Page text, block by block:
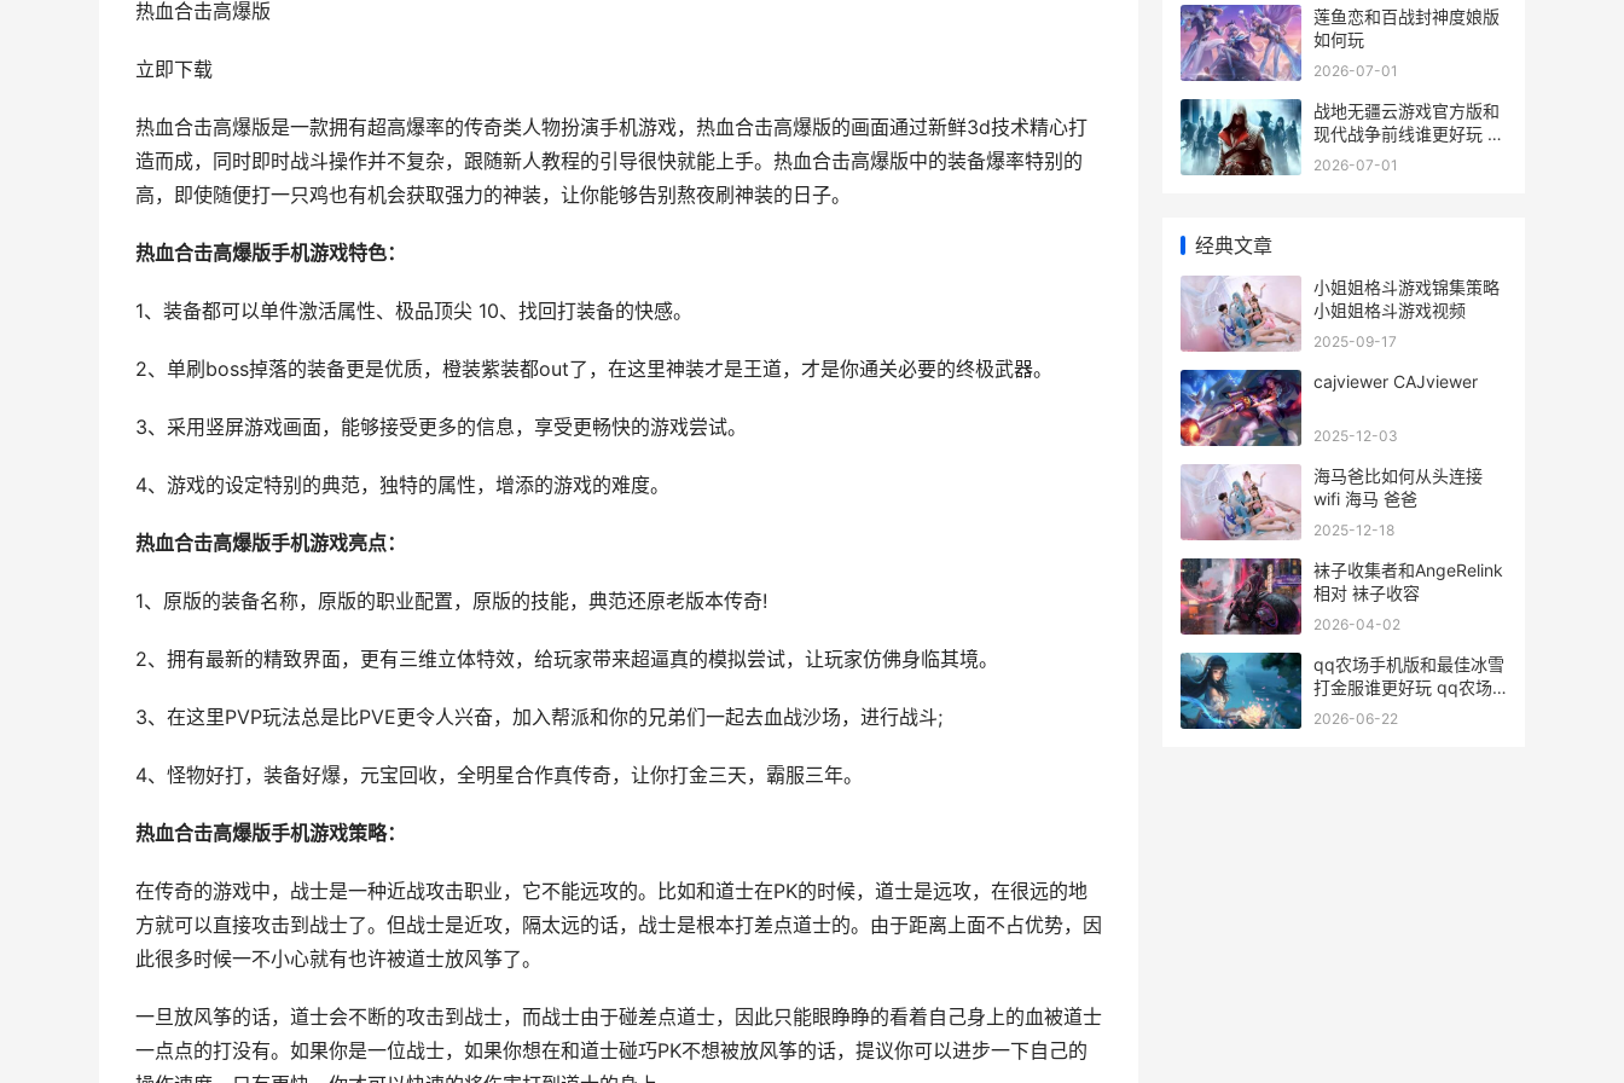
热血合击高爆版
立即下载
热血合击高爆版是一款拥有超高爆率的传奇类人物扮演手机游戏，热血合击高爆版的画面通过新鲜3d技术精心打
造而成，同时即时战斗操作并不复杂，跟随新人教程的引导很快就能上手。热血合击高爆版中的装备爆率特别的
高，即使随便打一只鸡也有机会获取强力的神装，让你能够告别熬夜刷神装的日子。
热血合击高爆版手机游戏特色：
1、装备都可以单件激活属性、极品顶尖 10、找回打装备的快感。
2、单刷boss掉落的装备更是优质，橙装紫装都out了，在这里神装才是王道，才是你通关必要的终极武器。
3、采用竖屏游戏画面，能够接受更多的信息，享受更畅快的游戏尝试。
4、游戏的设定特别的典范，独特的属性，增添的游戏的难度。
热血合击高爆版手机游戏亮点：
1、原版的装备名称，原版的职业配置，原版的技能，典范还原老版本传奇!
2、拥有最新的精致界面，更有三维立体特效，给玩家带来超逼真的模拟尝试，让玩家仿佛身临其境。
3、在这里PVP玩法总是比PVE更令人兴奋，加入帮派和你的兄弟们一起去血战沙场，进行战斗;
4、怪物好打，装备好爆，元宝回收，全明星合作真传奇，让你打金三天，霸服三年。
热血合击高爆版手机游戏策略：
在传奇的游戏中，战士是一种近战攻击职业，它不能远攻的。比如和道士在PK的时候，道士是远攻，在很远的地
方就可以直接攻击到战士了。但战士是近攻，隔太远的话，战士是根本打差点道士的。由于距离上面不占优势，因
此很多时候一不小心就有也许被道士放风筝了。
一旦放风筝的话，道士会不断的攻击到战士，而战士由于碰差点道士，因此只能眼睁睁的看着自己身上的血被道士
一点点的打没有。如果你是一位战士，如果你想在和道士碰巧PK不想被放风筝的话，提议你可以进步一下自己的
莲鱼恋和百战封神度娘版
如何玩
2026-07-01
战地无疆云游戏官方版和
现代战争前线谁更好玩 战
地无疆云游戏下载
2026-07-01
经典文章
小姐姐格斗游戏锦集策略
小姐姐格斗游戏视频
2025-09-17
cajviewer CAJviewer
2025-12-03
海马爸比如何从头连接
wifi 海马 爸爸
2025-12-18
袜子收集者和AngeRelink
相对 袜子收容
2026-04-02
qq农场手机版和最佳冰雪
打金服谁更好玩 qq农场
有手机版吗
2026-06-22